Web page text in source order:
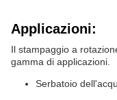
Applicazioni:
Il stampaggio a
gamma di applicazioni.
Serbatoio